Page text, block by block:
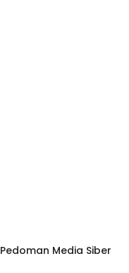
Pedoman Media Siber